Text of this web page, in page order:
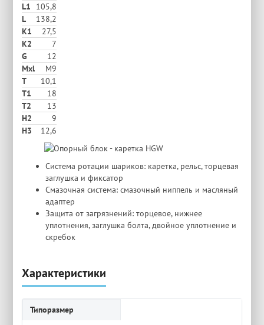
L1
105,8
L
138,2
K1
27,5
K2
7
G
12
Mxl
M9
T
10,1
T1
18
T2
13
H2
9
Н3
12,6
Система ротации шариков: каретка, рельс, торцевая
заглушка и фиксатор
Смазочная система: смазочный ниппель и масляный
адаптер
Защита от загрязнений: торцевое, нижнее
уплотнения, заглушка болта, двойное уплотнение и
скребок
Характеристики
Типоразмер